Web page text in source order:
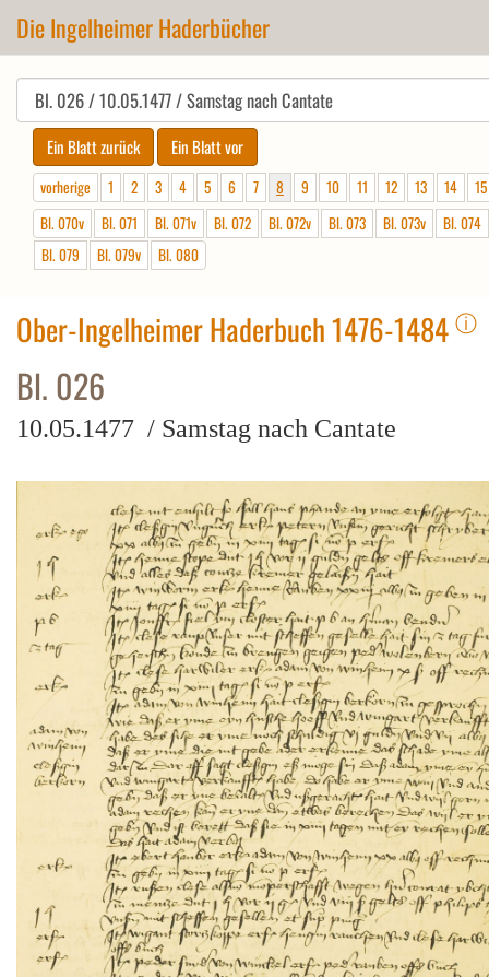
Die Ingelheimer Haderbücher
vorherige 1 2 3 4 5 6 7 8 9 10 11 12 13 14
15
Bl. 070v
Bl. 071 Bl. 071v Bl. 072 Bl. 072v Bl. 073 Bl. 073v
Bl. 074
Bl. 079
Bl. 079v Bl. 080
Ober-Ingelheimer Haderbuch 1476-1484 ⓘ
Bl. 026
10.05.1477 / Samstag nach Cantate